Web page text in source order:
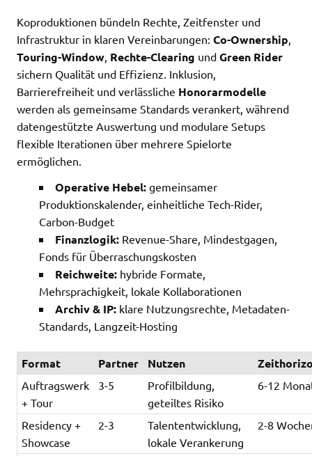
Koproduktionen bündeln Rechte, Zeitfenster und
Infrastruktur in klaren Vereinbarungen: Co-Ownership
Touring-Window Rechte-Clearing und Green Rider
sichern Qualität und Effizienz. Inklusion,
Barrierefreiheit und verlässliche Honorarmodelle
werden als gemeinsame Standards verankert, während
datengestützte Auswertung und modulare Setups
flexible Iterationen über mehrere Spielorte
ermöglichen.
Operative Hebel: gemeinsamer
Produktionskalender, einheitliche Tech-Rider,
Carbon-Budget
Finanzlogik: Revenue-Share, Mindestgagen,
Fonds für Überraschungskosten
Reichweite: hybride Formate,
Mehrsprachigkeit, lokale Kollaborationen
Archiv & IP: klare Nutzungsrechte, Metadaten-
Standards, Langzeit-Hosting
Format Partner Nutzen
Auftragswerk
+ Tour
3-5
Profilbildung,
geteiltes Risiko
6-12
Residency +
Showcase
2-3
Talententwicklung,
lokale Verankerung
2-8